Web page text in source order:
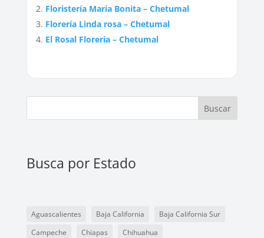
Floristería Maria Bonita – Chetumal
Florería Linda rosa – Chetumal
El Rosal Floreria – Chetumal
Buscar
Busca por Estado
Aguascalientes Baja California
Baja California Sur
Campeche
Chiapas
Chihuahua